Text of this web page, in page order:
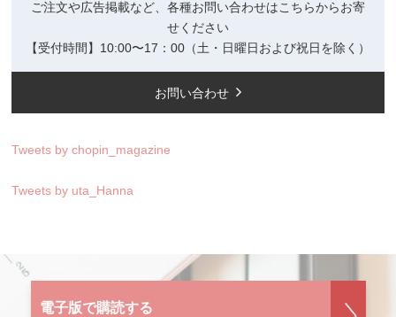
ご注文や広告掲載など、各種お問い合わせはこちらからお寄
せください
【受付時間】10:00〜17：00（土・日曜日および祝日を除く）
お問い合わせ
Tweets by chopin_magazine
Tweets by uta_Hanna
電子版で購読する